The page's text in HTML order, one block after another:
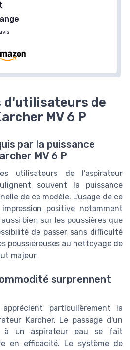
d'utilisateurs de
MV 6 P
par la puissance
MV 6 P
utilisateurs de l'aspirateur
souvent la puissance
de ce modèle. L'usage de ce
positive notamment
bien sur les poussières que
de passer sans difficulté
poussiéreuses au nettoyage de
majeur.
surprennent
apprécient particulièrement la
Karcher. Le passage d'un
à un aspirateur eau se fait
en efficacité. Le système de